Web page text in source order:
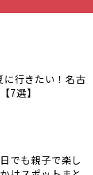
に行きたい！名古
7選】
でも親子で楽し